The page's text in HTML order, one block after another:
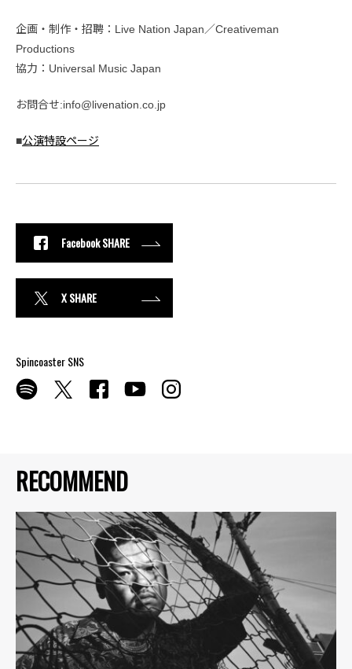
RECOMMEND
企画・制作・招聘：Live Nation Japan／Creativeman
Productions
協力：Universal Music Japan
お問合せ:info@livenation.co.jp
■公演特設ページ
Facebook SHARE
X SHARE
Spincoaster SNS